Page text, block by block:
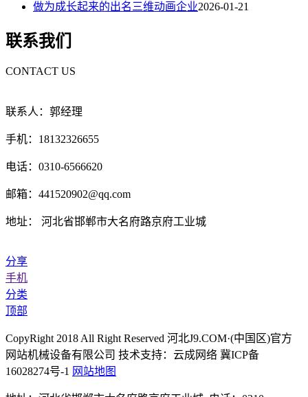
做为成长起来的出名三维动画企业2026-01-21
联系我们
CONTACT US
联系人：郭经理
手机：18132326655
电话：0310-6566620
邮箱：441520902@qq.com
地址： 河北省邯郸市大名府路京府工业城
分享
手机
分类
顶部
CopyRight 2018 All Right Reserved 河北J9.COM·(中国区)官方
网站机械设备有限公司 技术支持：云成网络 冀ICP备
16028274号-1 网站地图